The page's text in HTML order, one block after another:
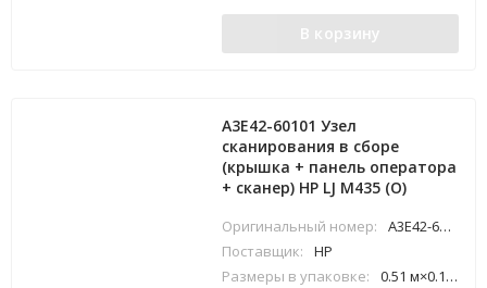
В корзину
A3E42-60101 Узел
сканирования в сборе
(крышка + панель оператора
+ сканер) HP LJ M435 (O)
Оригинальный номер:
A3E42-60101
Поставщик:
HP
Размеры в упаковке:
0.51 м×0.16 м×0.6 м